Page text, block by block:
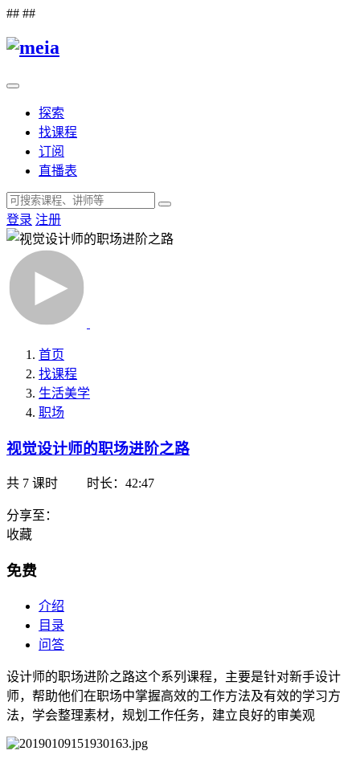
## ##
探索
找课程
订阅
直播表
登录 注册
首页
找课程
生活美学
职场
视觉设计师的职场进阶之路
共 7 课时 时长：42:47
分享至：
收藏
免费
介绍
目录
问答
设计师的职场进阶之路这个系列课程，主要是针对新手设计
师，帮助他们在职场中掌握高效的工作方法及有效的学习方
法，学会整理素材，规划工作任务，建立良好的审美观